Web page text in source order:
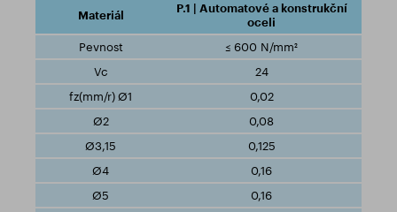
P.1 | Automatové a konstrukční
oceli
≤ 600 N/mm²
24
0,02
0,08
0,125
0,16
0,16